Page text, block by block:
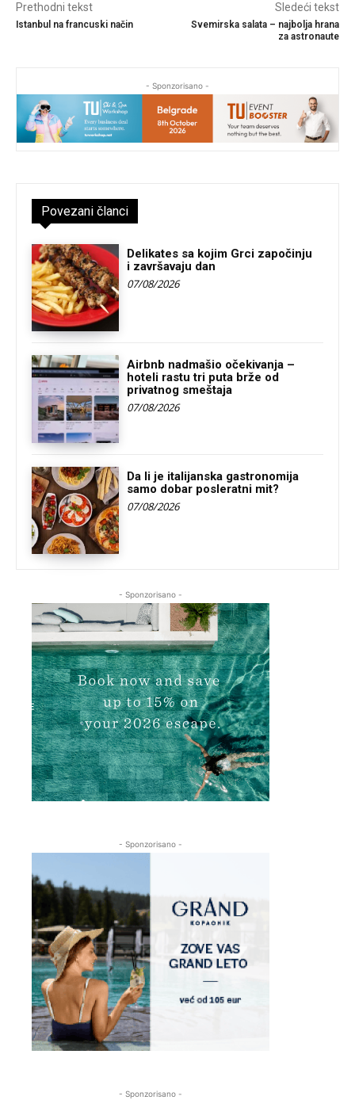
Prethodni tekst
Istanbul na francuski način
Sledeći tekst
Svemirska salata – najbolja hrana
za astronaute
- Sponzorisano -
Povezani članci
Delikates sa kojim Grci započinju
i završavaju dan
07/08/2026
Airbnb nadmašio očekivanja –
hoteli rastu tri puta brže od
privatnog smeštaja
07/08/2026
Da li je italijanska gastronomija
samo dobar posleratni mit?
07/08/2026
- Sponzorisano -
- Sponzorisano -
- Sponzorisano -